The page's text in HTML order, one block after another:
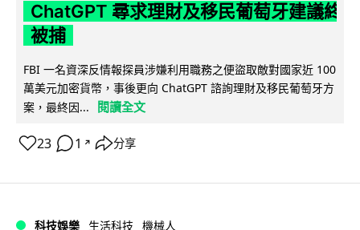
ChatGPT 尋求理財及移民葡萄牙建議終
被捕
FBI 一名資深反情報探員涉嫌利用職務之便盜取敵對國家近 100
萬美元加密貨幣，事後更向 ChatGPT 諮詢理財及移民葡萄牙方
案，最終因...
閱讀全文
23 1 ↗ 分享
科技娛樂 生活科技 機械人